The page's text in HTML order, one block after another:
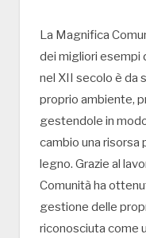
La Magnifica
dei migliori esempi
nel XII secolo è da
proprio ambiente,
gestendole in
cambio una risorsa
legno. Grazie al
Comunità ha
gestione delle
riconosciuta come